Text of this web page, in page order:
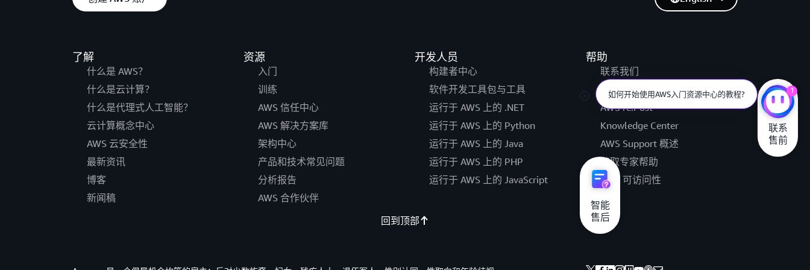
了解
什么是 AWS？
什么是云计算？
什么是代理式人工智能？
云计算概念中心
AWS 云安全性
最新资讯
博客
新闻稿
资源
入门
训练
AWS 信任中心
AWS 解决方案库
架构中心
产品和技术常见问题
分析报告
AWS 合作伙伴
开发人员
构建者中心
软件开发工具包与工具
运行于 AWS 上的 .NET
运行于 AWS 上的 Python
运行于 AWS 上的 Java
运行于 AWS 上的 PHP
运行于 AWS 上的 JavaScript
帮助
联系我们
提交支持工单
AWS re:Post
Knowledge Center
AWS Support 概述
获取专家帮助
AWS 可访问性
法律
回到顶部
如何开始使用AWS入门资源中心的教程? 1
联系
售前
智能
售后